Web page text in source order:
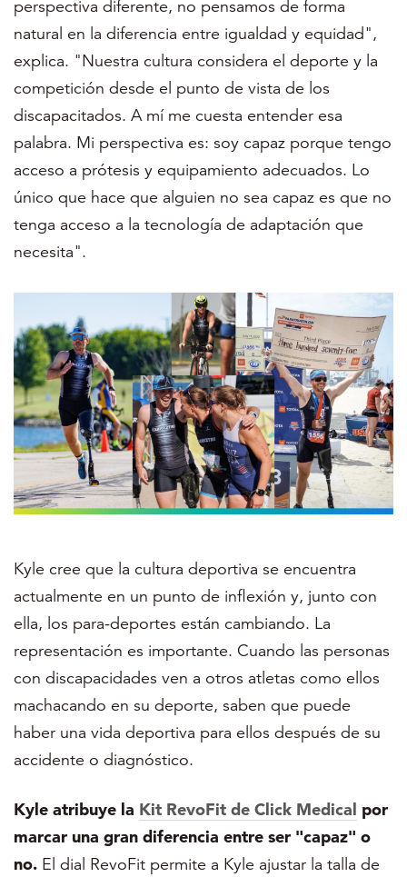
perspectiva diferente, no pensamos de forma
natural en la diferencia entre igualdad y equidad",
explica. "Nuestra cultura considera el deporte y la
competición desde el punto de vista de los
discapacitados. A mí me cuesta entender esa
palabra. Mi perspectiva es: soy capaz porque tengo
acceso a prótesis y equipamiento adecuados. Lo
único que hace que alguien no sea capaz es que no
tenga acceso a la tecnología de adaptación que
necesita".
Kyle cree que la cultura deportiva se encuentra
actualmente en un punto de inflexión y, junto con
ella, los para-deportes están cambiando. La
representación es importante. Cuando las personas
con discapacidades ven a otros atletas como ellos
machacando en su deporte, saben que puede
haber una vida deportiva para ellos después de su
accidente o diagnóstico.
Kyle atribuye la Kit RevoFit de Click Medical por
marcar una gran diferencia entre ser "capaz" o
no. El dial RevoFit permite a Kyle ajustar la talla de